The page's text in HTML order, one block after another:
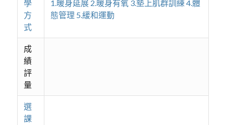
學
方
式
1.暖身延展 2.暖身有氧 3.墊上肌群訓練 4.體
態管理 5.緩和運動
成
績
評
量
選
課